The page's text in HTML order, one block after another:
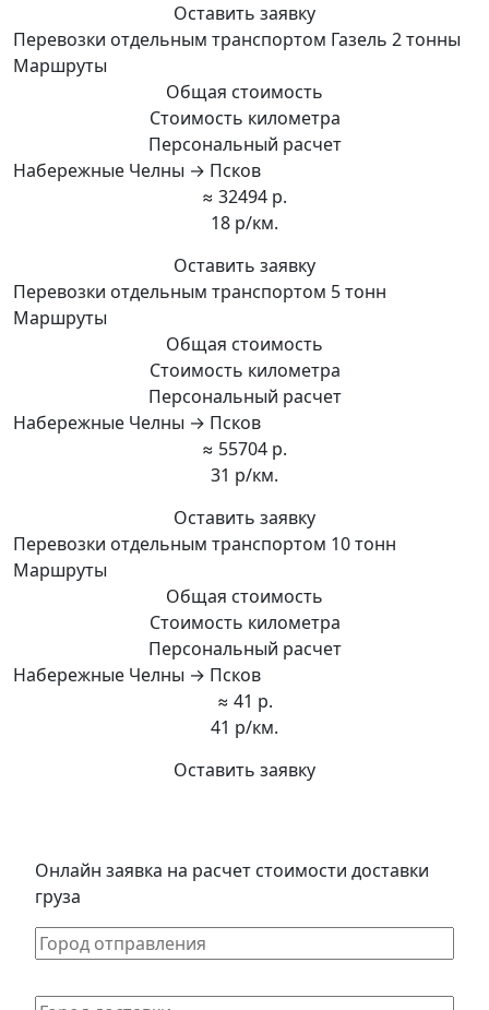
Оставить заявку
Перевозки отдельным транспортом Газель 2 тонны
Маршруты
Общая стоимость
Стоимость километра
Персональный расчет
Набережные Челны → Псков
≈ 32494 р.
18 р/км.
Оставить заявку
Перевозки отдельным транспортом 5 тонн
Маршруты
Общая стоимость
Стоимость километра
Персональный расчет
Набережные Челны → Псков
≈ 55704 р.
31 р/км.
Оставить заявку
Перевозки отдельным транспортом 10 тонн
Маршруты
Общая стоимость
Стоимость километра
Персональный расчет
Набережные Челны → Псков
≈ 41 р.
41 р/км.
Оставить заявку
Онлайн заявка на расчет стоимости доставки
груза